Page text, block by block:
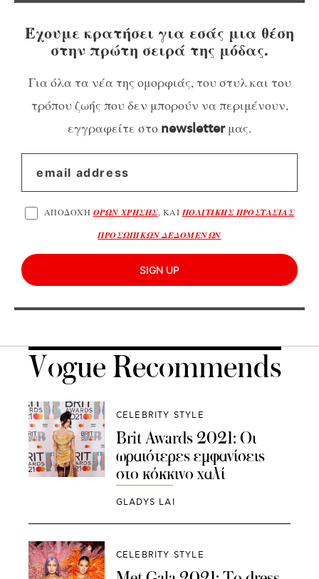
Έχουμε κρατήσει για εσάς μια θέση
στην πρώτη σειρά της μόδας.
Για όλα τα νέα της ομορφιάς, του στυλ και του
τρόπου ζωής που δεν μπορούν να περιμένουν,
εγγραφείτε στο newsletterμας.
ΑΠΟΔΟΧΗ ΟΡΩΝ ΧΡΗΣΗΣ, ΚΑΙ ΠΟΛΙΤΙΚΗΣ ΠΡΟΣΤΑΣΙΑΣ
ΠΡΟΣΩΠΙΚΩΝ ΔΕΔΟΜΕΝΩΝ
SIGN UP
Vogue Recommends
CELEBRITY STYLE
Brit Awards 2021: Οι
ωραιότερες εμφανίσεις
στο κόκκινο χαλί
GLADYS LAI
CELEBRITY STYLE